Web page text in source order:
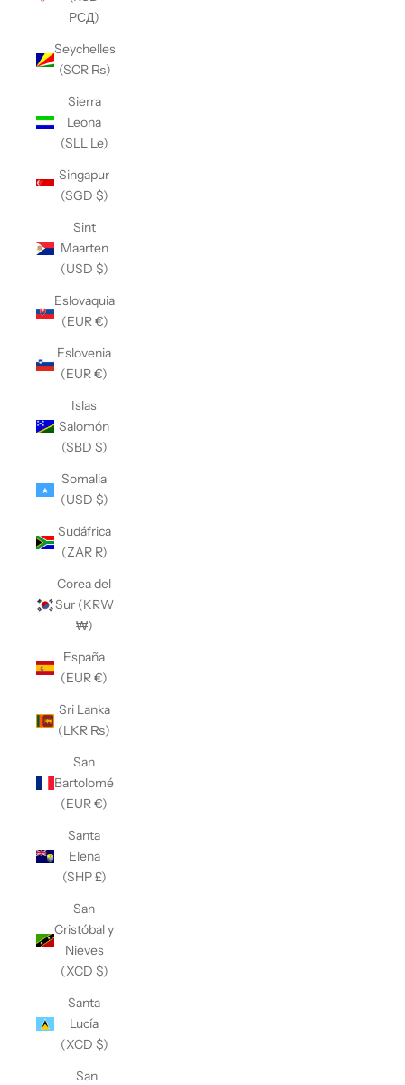
РСД)
Seychelles
(SCR ₨)
Sierra
Leona
(SLL Le)
Singapur
(SGD $)
Sint
Maarten
(USD $)
Eslovaquia
(EUR €)
Eslovenia
(EUR €)
Islas
Salomón
(SBD $)
Somalia
(USD $)
Sudáfrica
(ZAR R)
Corea del
Sur (KRW
₩)
España
(EUR €)
Sri Lanka
(LKR ₨)
San
Bartolomé
(EUR €)
Santa
Elena
(SHP £)
San
Cristóbal y
Nieves
(XCD $)
Santa
Lucía
(XCD $)
San